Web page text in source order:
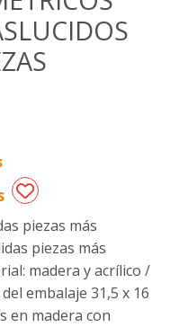
piezas más
piezas más
madera y acrílico /
embalaje 31,5 x 16
en madera con